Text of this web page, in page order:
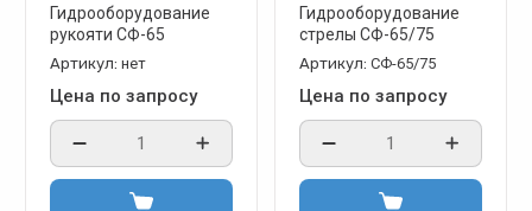
Гидрооборудование
рукояти СФ-65
Артикул: нет
Цена по запросу
Гидрооборудование
стрелы СФ-65/75
Артикул: СФ-65/75
Цена по запросу